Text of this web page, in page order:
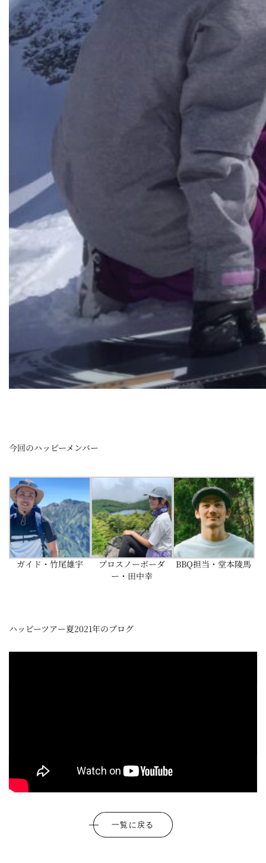
今回のハッピーメンバー
ガイド・竹尾雄宇 プロスノーボーダ
ー・田中幸
BBQ担当・堂本陵馬
ハッピーツアー夏2021年のブログ
一覧に戻る